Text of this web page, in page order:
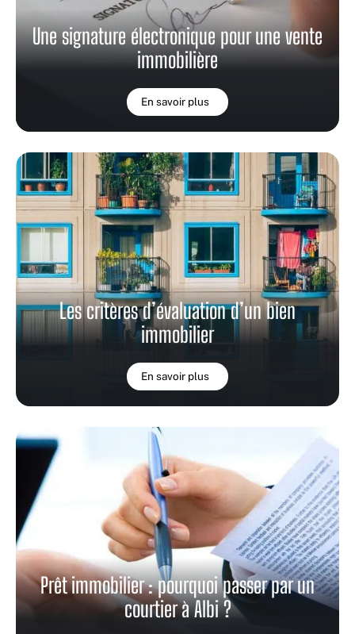
Une signature électronique pour une vente
immobilière
En savoir plus
Les critères d’évaluation d’un bien
immobilier
En savoir plus
Prêt immobilier : pourquoi passer par un
courtier à Albi ?